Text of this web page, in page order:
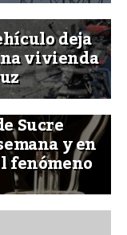
deja
vivienda
Sucre
y en
fenómeno